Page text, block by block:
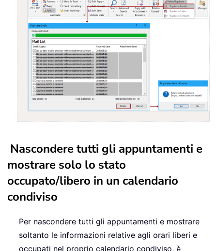
Nascondere tutti gli appuntamenti e
mostrare solo lo stato
occupato/libero in un calendario
condiviso
Per nascondere tutti gli appuntamenti e mostrare
soltanto le informazioni relative agli orari liberi e
occupati nel proprio calendario condiviso, è